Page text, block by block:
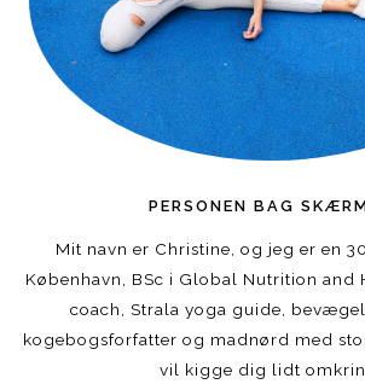
PERSONEN BAG
Mit navn er Christine, og jeg er en
København, BSc i Global Nutrition and
coach, Strala yoga guide,
kogebogsforfatter og madnørd med
vil kigge dig lidt